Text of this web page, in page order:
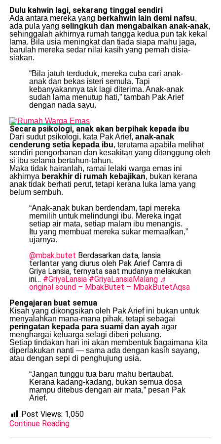
Dulu kahwin lagi, sekarang tinggal sendiri
Ada antara mereka yang berkahwin lain demi nafsu,
ada pula yang selingkuh dan mengabaikan anak-anak,
sehinggalah akhirnya rumah tangga kedua pun tak kekal
lama. Bila usia meningkat dan tiada siapa mahu jaga,
barulah mereka sedar nilai kasih yang pernah disia-
siakan.
“Bila jatuh terduduk, mereka cuba cari anak-
anak dan bekas isteri semula. Tapi
kebanyakannya tak lagi diterima. Anak-anak
sudah lama menutup hati,” tambah Pak Arief
dengan nada sayu.
Secara psikologi, anak akan berpihak kepada ibu
Dari sudut psikologi, kata Pak Arief, anak-anak
cenderung setia kepada ibu, terutama apabila melihat
sendiri pengorbanan dan kesakitan yang ditanggung oleh
si ibu selama bertahun-tahun.
Maka tidak hairanlah, ramai lelaki warga emas ini
akhirnya berakhir di rumah kebajikan, bukan kerana
anak tidak berhati perut, tetapi kerana luka lama yang
belum sembuh.
“Anak-anak bukan berdendam, tapi mereka
memilih untuk melindungi ibu. Mereka ingat
setiap air mata, setiap malam ibu menangis.
Itu yang membuat mereka sukar memaafkan,”
ujarnya.
@mbak.butet Berdasarkan data, lansia
terlantar yang diurus oleh Pak Arief Camra di
Griya Lansia, ternyata saat mudanya melakukan
ini… #GriyaLansia #GriyaLansiaMalang ♬
original sound – MbakButet – MbakButetAqsa
Pengajaran buat semua
Kisah yang dikongsikan oleh Pak Arief ini bukan untuk
menyalahkan mana-mana pihak, tetapi sebagai
peringatan kepada para suami dan ayah agar
menghargai keluarga selagi diberi peluang.
Setiap tindakan hari ini akan membentuk bagaimana kita
diperlakukan nanti — sama ada dengan kasih sayang,
atau dengan sepi di penghujung usia.
“Jangan tunggu tua baru mahu bertaubat.
Kerana kadang-kadang, bukan semua dosa
mampu ditebus dengan air mata,” pesan Pak
Arief.
Post Views: 1,050
Continue Reading